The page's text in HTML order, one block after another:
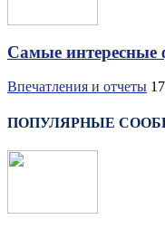
Самые интересные
Впечатления и отчеты
ПОПУЛЯРНЫЕ